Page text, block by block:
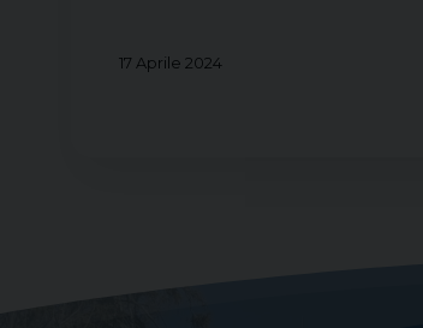
17 Aprile 2024